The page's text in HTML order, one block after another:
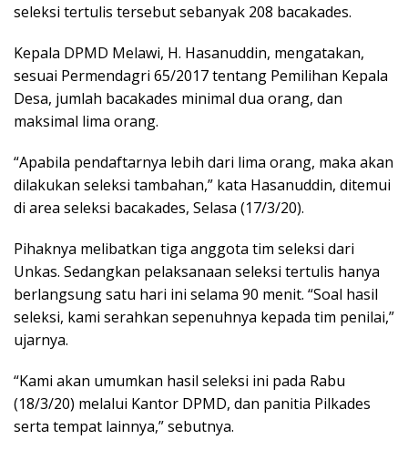
seleksi tertulis tersebut sebanyak 208 bacakades.
Kepala DPMD Melawi, H. Hasanuddin, mengatakan,
sesuai Permendagri 65/2017 tentang Pemilihan Kepala
Desa, jumlah bacakades minimal dua orang, dan
maksimal lima orang.
“Apabila pendaftarnya lebih dari lima orang, maka akan
dilakukan seleksi tambahan,” kata Hasanuddin, ditemui
di area seleksi bacakades, Selasa (17/3/20).
Pihaknya melibatkan tiga anggota tim seleksi dari
Unkas. Sedangkan pelaksanaan seleksi tertulis hanya
berlangsung satu hari ini selama 90 menit. “Soal hasil
seleksi, kami serahkan sepenuhnya kepada tim penilai,”
ujarnya.
“Kami akan umumkan hasil seleksi ini pada Rabu
(18/3/20) melalui Kantor DPMD, dan panitia Pilkades
serta tempat lainnya,” sebutnya.